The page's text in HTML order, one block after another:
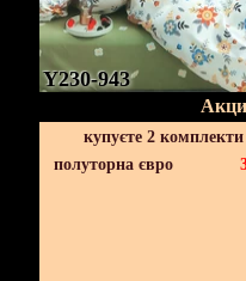
Y230-943
купуєте 2
полуторна євро